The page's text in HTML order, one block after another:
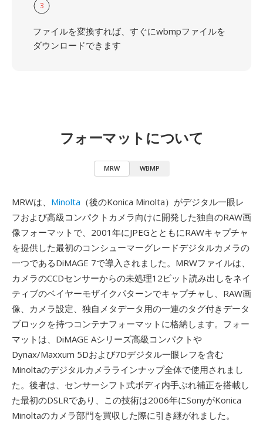
3
ファイルを変換すれば、すぐにwbmpファイルを
ダウンロードできます
フォーマットについて
MRW WBMP
MRWは、 Minolta （後のKonica Minolta）がデジタル一眼レ
フおよび高級コンパクトカメラ向けに開発した独自のRAW画
像フォーマットで、2001年にJPEGとともにRAWキャプチャ
を提供した最初のコンシューマーグレードデジタルカメラの
一つであるDiMAGE 7で導入されました。MRWファイルは、
カメラのCCDセンサーからの未処理12ビット読み出しをネイ
ティブのベイヤーモザイクパターンでキャプチャし、RAW画
像、カメラ設定、独自メタデータ用の一連のタグ付きデータ
ブロックを持つコンテナフォーマットに格納します。フォー
マットは、DiMAGE Aシリーズ高級コンパクトや
Dynax/Maxxum 5Dおよび7Dデジタル一眼レフを含む
Minoltaのデジタルカメララインナップ全体で使用されまし
た。後者は、センサーシフト式ボディ内手ぶれ補正を搭載し
た最初のDSLRであり、この技術は2006年にSonyがKonica
Minoltaのカメラ部門を買収した際に引き継がれました。